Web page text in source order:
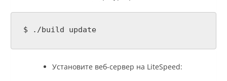
$ ./build update
Установите веб-сервер на LiteSpeed: